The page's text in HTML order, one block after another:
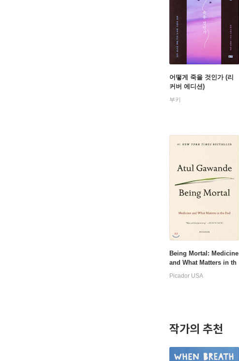
어떻게 죽을 것인가 (리
커버 에디션)
부키
Being Mortal: Medicine
and What Matters in th
e End
Picador USA
작가의 추천